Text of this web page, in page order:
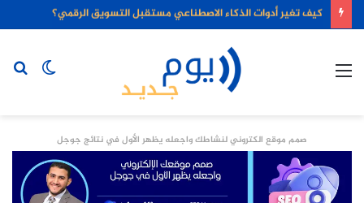
كيف تغير أدوات الذكاء الاصطناعي مستقبل التسويق الرقمي؟
الوضع
صمم موقع الكتروني لنشاطك واجعله يظهر الأول في نتائج جوجل